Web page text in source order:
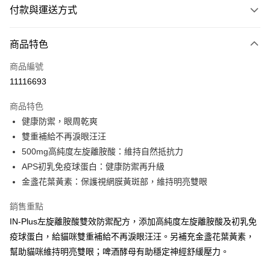
付款與運送方式
信用卡一次付款
運送方式
香港專區配送
商品特色
商品編號
11116693
商品特色
健康防禦，眼周乾爽
雙重補給不再淚眼汪汪
500mg高純度左旋離胺酸：維持自然抵抗力
APS初乳免疫球蛋白：健康防禦再升級
金盞花葉黃素：保護視網膜黃斑部，維持明亮雙眼
銷售重點
IN-Plus左旋離胺酸雙效防禦配方，添加高純度左旋離胺酸及初乳免
疫球蛋白，給貓咪雙重補給不再淚眼汪汪。另補充金盞花葉黃素，
幫助貓咪維持明亮雙眼；啤酒酵母有助穩定神經舒緩壓力。